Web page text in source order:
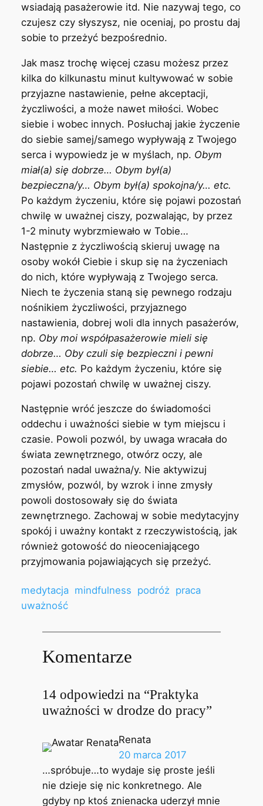
wsiadają pasażerowie itd. Nie nazywaj tego, co
czujesz czy słyszysz, nie oceniaj, po prostu daj
sobie to przeżyć bezpośrednio.
Jak masz trochę więcej czasu możesz przez
kilka do kilkunastu minut kultywować w sobie
przyjazne nastawienie, pełne akceptacji,
życzliwości, a może nawet miłości. Wobec
siebie i wobec innych. Posłuchaj jakie życzenie
do siebie samej/samego wypływają z Twojego
serca i wypowiedz je w myślach, np. Obym
miał(a) się dobrze… Obym był(a)
bezpieczna/y… Obym był(a) spokojna/y… etc.
Po każdym życzeniu, które się pojawi pozostań
chwilę w uważnej ciszy, pozwalając, by przez
1-2 minuty wybrzmiewało w Tobie…
Następnie z życzliwością skieruj uwagę na
osoby wokół Ciebie i skup się na życzeniach
do nich, które wypływają z Twojego serca.
Niech te życzenia staną się pewnego rodzaju
nośnikiem życzliwości, przyjaznego
nastawienia, dobrej woli dla innych pasażerów,
np. Oby moi współpasażerowie mieli się
dobrze… Oby czuli się bezpieczni i pewni
siebie… etc. Po każdym życzeniu, które się
pojawi pozostań chwilę w uważnej ciszy.
Następnie wróć jeszcze do świadomości
oddechu i uważności siebie w tym miejscu i
czasie. Powoli pozwól, by uwaga wracała do
świata zewnętrznego, otwórz oczy, ale
pozostań nadal uważna/y. Nie aktywizuj
zmysłów, pozwól, by wzrok i inne zmysły
powoli dostosowały się do świata
zewnętrznego. Zachowaj w sobie medytacyjny
spokój i uważny kontakt z rzeczywistością, jak
również gotowość do nieoceniającego
przyjmowania pojawiających się przeżyć.
medytacja mindfulness podróż praca
uważność
Komentarze
14 odpowiedzi na “Praktyka
uważności w drodze do pracy”
Renata
20 marca 2017
…spróbuje…to wydaje się proste jeśli
nie dzieje się nic konkretnego. Ale
gdyby np ktoś znienacka uderzył mnie